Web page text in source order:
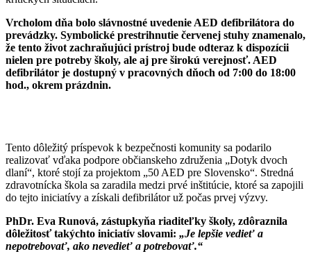
Vrcholom dňa bolo slávnostné uvedenie AED defibrilátora do
prevádzky. Symbolické prestrihnutie červenej stuhy znamenalo,
že tento život zachraňujúci prístroj bude odteraz k dispozícii
nielen pre potreby školy, ale aj pre širokú verejnosť. AED
defibrilátor je dostupný v pracovných dňoch od 7:00 do 18:00
hod., okrem prázdnin.
Tento dôležitý príspevok k bezpečnosti komunity sa podarilo
realizovať vďaka podpore občianskeho združenia „Dotyk dvoch
dlaní“, ktoré stojí za projektom „50 AED pre Slovensko“. Stredná
zdravotnícka škola sa zaradila medzi prvé inštitúcie, ktoré sa zapojili
do tejto iniciatívy a získali defibrilátor už počas prvej výzvy.
PhDr. Eva Runová, zástupkyňa riaditeľky školy, zdôraznila
dôležitosť takýchto iniciatív slovami: „Je lepšie vedieť a
nepotrebovať, ako nevedieť a potrebovať.“